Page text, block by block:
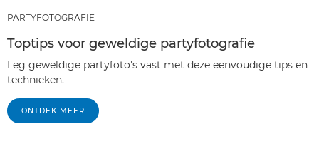
PARTYFOTOGRAFIE
Toptips voor geweldige partyfotografie
Leg geweldige partyfoto's vast met deze eenvoudige tips en
technieken.
ONTDEK MEER